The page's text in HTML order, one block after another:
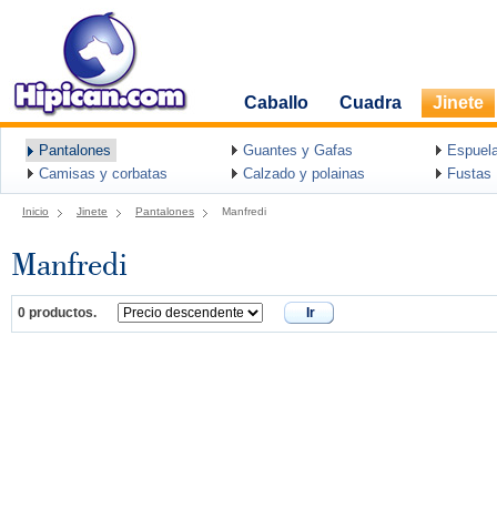
Caballo Cuadra Jinete
Pantalones Guantes y Gafas
Camisas y corbatas
Calzado y polainas Fustas
Inicio Jinete Pantalones Manfredi
Manfredi
0 productos. Ir